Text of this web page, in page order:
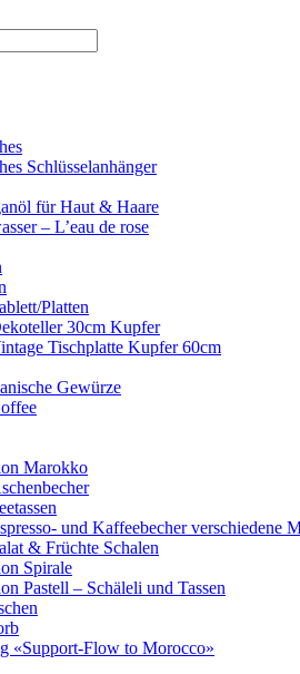
Schlüsselanhänger
für Haut & Haare
– L’eau de rose
Platten
30cm Kupfer
Tischplatte Kupfer 60cm
Gewürze
Marokko
und Kaffeebecher verschiedene
& Früchte Schalen
Spirale
Pastell – Schäleli und Tassen
«Support-Flow to Morocco»